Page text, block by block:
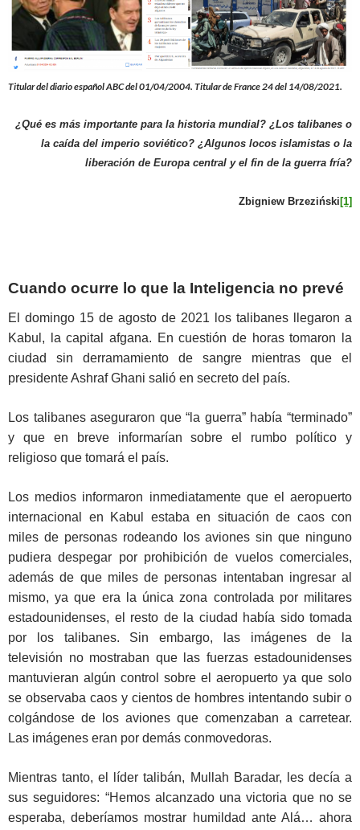
Titular del diario español ABC del 01/04/2004. Titular de France 24 del 14/08/2021.
¿Qué es más importante para la historia mundial? ¿Los talibanes o
la caída del imperio soviético? ¿Algunos locos islamistas o la
liberación de Europa central y el fin de la guerra fría?
Zbigniew Brzeziński [1]
Cuando ocurre lo que la Inteligencia no prevé
El domingo 15 de agosto de 2021 los talibanes llegaron a
Kabul, la capital afgana. En cuestión de horas tomaron la
ciudad sin derramamiento de sangre mientras que el
presidente Ashraf Ghani salió en secreto del país.
Los talibanes aseguraron que “la guerra” había “terminado”
y que en breve informarían sobre el rumbo político y
religioso que tomará el país.
Los medios informaron inmediatamente que el aeropuerto
internacional en Kabul estaba en situación de caos con
miles de personas rodeando los aviones sin que ninguno
pudiera despegar por prohibición de vuelos comerciales,
además de que miles de personas intentaban ingresar al
mismo, ya que era la única zona controlada por militares
estadounidenses, el resto de la ciudad había sido tomada
por los talibanes. Sin embargo, las imágenes de la
televisión no mostraban que las fuerzas estadounidenses
mantuvieran algún control sobre el aeropuerto ya que solo
se observaba caos y cientos de hombres intentando subir o
colgándose de los aviones que comenzaban a carretear.
Las imágenes eran por demás conmovedoras.
Mientras tanto, el líder talibán, Mullah Baradar, les decía a
sus seguidores: “Hemos alcanzado una victoria que no se
esperaba, deberíamos mostrar humildad ante Alá… ahora